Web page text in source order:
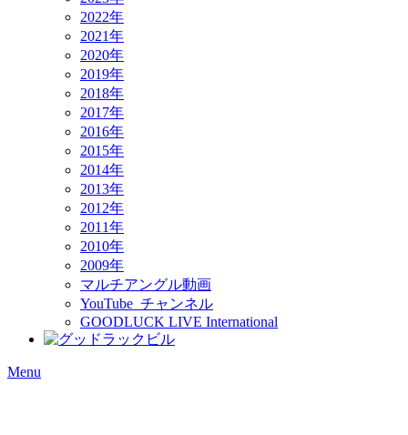
2022年
2021年
2020年
2019年
2018年
2017年
2016年
2015年
2014年
2013年
2012年
2011年
2010年
2009年
マルチアングル動画
YouTube チャンネル
GOODLUCK LIVE International
Menu